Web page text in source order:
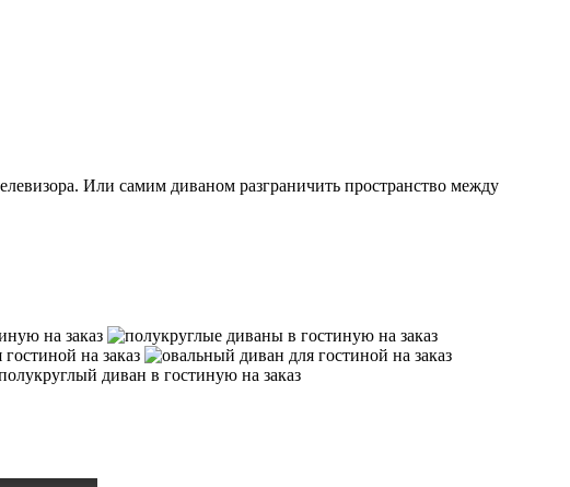
Или самим диваном разграничить пространство между